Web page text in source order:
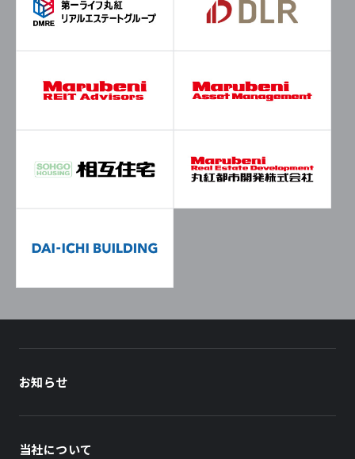
お知らせ
当社について